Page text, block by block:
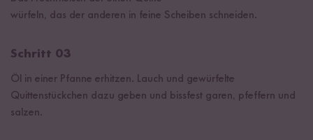
würfeln, das der anderen in feine Scheiben schneiden.
Schritt 03
Öl in einer Pfanne erhitzen. Lauch und gewürfelte
Quittenstückchen dazu geben und bissfest garen, pfeffern und
salzen.